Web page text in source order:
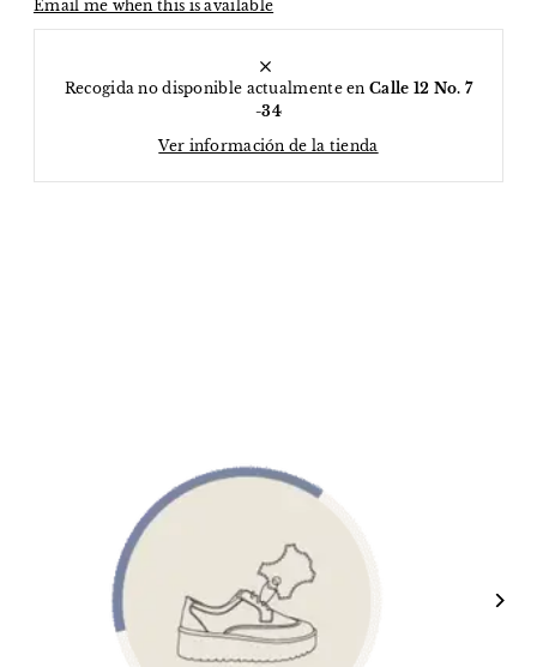
Email me when this is available
Recogida no disponible actualmente enCalle 12 No. 7
-34
Ver información de la tienda